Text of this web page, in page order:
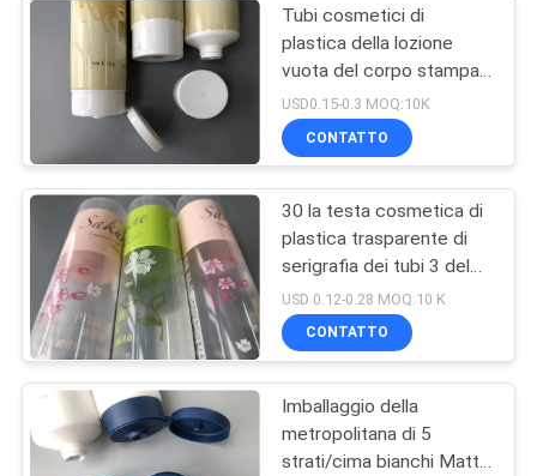
Metropolitana di
plastica dell'animale
domestico
Imballaggio di
plastica della
metropolitana
Tubi cosmetici di
plastica della lozione
vuota del corpo stampati
con il cammello 300ml
del deserto
USD0.15-0.3 MOQ:10K
CONTATTO
30 la testa cosmetica di
plastica trasparente di
serigrafia dei tubi 3 del
diametro sventa sigillato
USD 0.12-0.28 MOQ:10 K
CONTATTO
Imballaggio della
metropolitana di 5
strati/cima bianchi Matt